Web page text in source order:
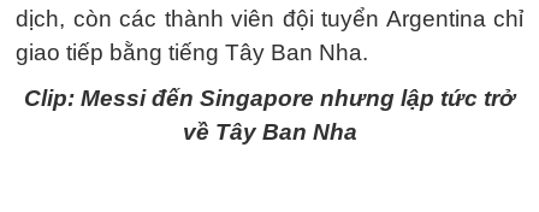
dịch, còn các thành viên đội tuyển Argentina chỉ
giao tiếp bằng tiếng Tây Ban Nha.
Clip: Messi đến Singapore nhưng lập tức trở
về Tây Ban Nha